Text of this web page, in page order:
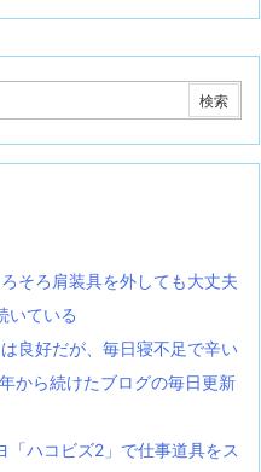
そろ肩装具を外しても大丈夫
いている
良好だが、毎日寝不足で辛い
から続けたブログの毎日更新
ハコビズ2」で仕事道具をス